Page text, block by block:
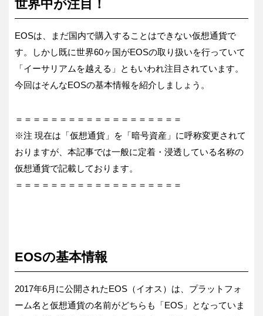
世界中が注目！
EOSは、まだ国内で購入することはできない仮想通貨で
す。しかし既に世界60ヶ国がEOSの取り扱いを行っていて
「イーサリアムを越える」ともいわれ注目されています。
今回はそんなEOSの基本情報を紹介しましょう。
＝＝＝＝＝＝＝＝＝＝＝＝＝＝＝＝＝＝＝
※注 現在は「仮想通貨」を「暗号資産」に呼称変更されて
おりますが、本記事では一般に定着・浸透している名称の
仮想通貨で記載しております。
＝＝＝＝＝＝＝＝＝＝＝＝＝＝＝＝＝＝＝
EOSの基本情報
2017年6月に公開されたEOS（イオス）は、プラットフォ
ーム名と仮想通貨の名前がどちらも「EOS」となっていま